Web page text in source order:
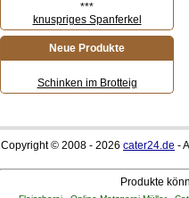
***
knuspriges Spanferkel
Neue Produkte
Schinken im Brotteig
Copyright © 2008 - 2026 cater24.de -
Produkte